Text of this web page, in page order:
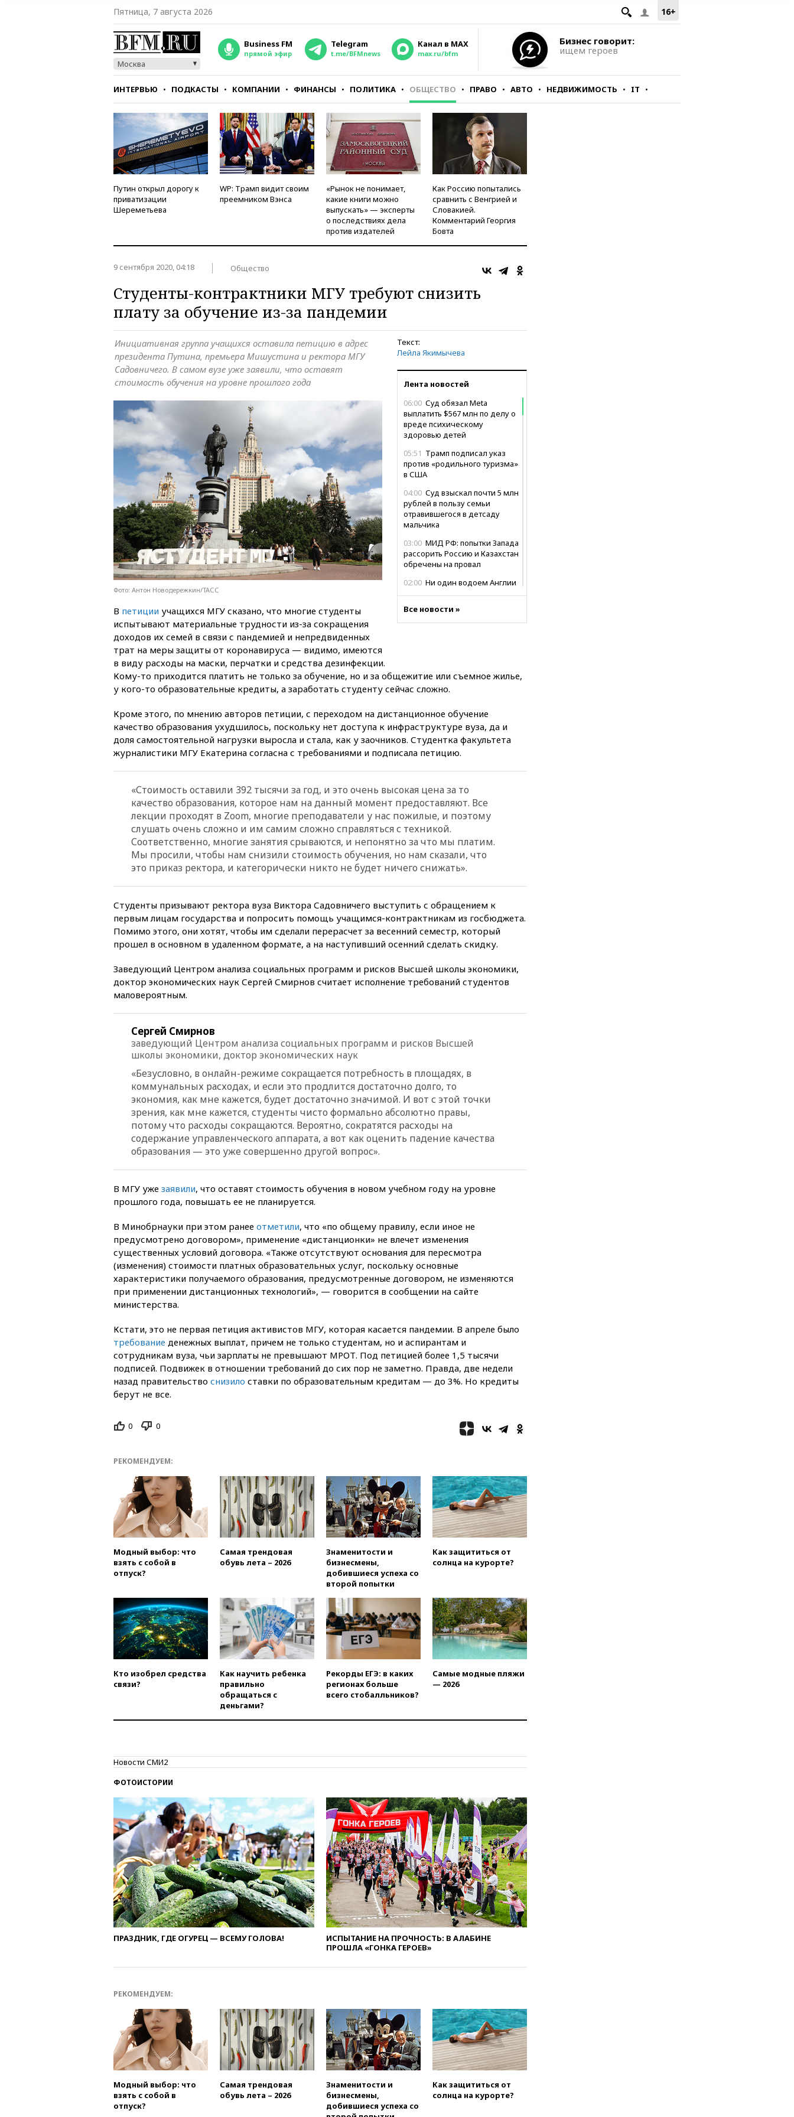
16+
Пятница, 7 августа 2026
Москва
Business FM
прямой эфир
Telegram
t.me/BFMnews
Канал в MAX
max.ru/bfm
Бизнес говорит:
ищем героев
ИНТЕРВЬЮ ПОДКАСТЫ КОМПАНИИ ФИНАНСЫ ПОЛИТИКА ОБЩЕСТВО ПРАВО АВТО НЕДВИЖИМОСТЬ IT
СТИЛЬ ТЕСТЫ
Путин открыл дорогу к
приватизации
Шереметьева
WP: Трамп видит своим
преемником Вэнса
«Рынок не понимает,
какие книги можно
выпускать» — эксперты
о последствиях дела
против издателей
Как Россию попытались
сравнить с Венгрией и
Словакией.
Комментарий Георгия
Бовта
9 сентября 2020, 04:18 Общество
Студенты-контрактники МГУ требуют снизить
плату за обучение из-за пандемии
Текст:
Лейла Якимычева
Лента новостей
06:00 Суд обязал Meta
выплатить $567 млн по делу о
вреде психическому
здоровью детей
05:51 Трамп подписал указ
против «родильного туризма»
в США
04:00 Суд взыскал почти 5 млн
рублей в пользу семьи
отравившегося в детсаду
мальчика
03:00 МИД РФ: попытки Запада
рассорить Россию и Казахстан
обречены на провал
02:00 Ни один водоем Англии
01:00Трамп: США сами
арсенала США
признать «Яблоко»
нежелательной организацией
вчера, 23:15 В Смоленске
ребенок и женщина погибли
время урагана
вчера, 22:55В Москве в
пятницу ожидаются ливни
вчера, 22:35 Винисиус
продлил контракт с «Реалом»
до 2032 года
вчера, 22:28Отказаться от
российского гражданства
гвардейскую десантно-
штурмовую дивизию
легендарной
вчера, 22:15Путин заслушал
добропольском направлении
вчера, 21:58 Генпрокуратура
вчера, 21:35
«Аэрофлот»
отменяет часть рейсов в Сочи
вчера, 21:25Руслан Терновой
выиграл золото чемпионата
Европы в прыжках с 10-
метровой вышки
вчера, 21:10 РФ не получала
обращений о прекращении
обсуждают эксперимент по
россиянам могут
рекомендовать не посещать
Армению
вчера, 20:35 ПВО за день
сбила еще 281 украинский
беспилотник над Россией
олимпиады для поступления в
вузы
вчера, 20:15 Минтранс
предложил оплачивать
защиту дорог от БПЛА из
августа посетит Сербию с
официальным визитом
вчера, 19:50Аэропорты Сочи и
Ярославля приостановили
работу
вчера, 19:35WP: Трамп
призвал доноров-
республиканцев поддержать
Вэнса на выборах 2028 года
вчера, 19:20
2022 года
вчера, 19:15Жуковский и
аэропорт Геленджика
возобновили работу
вчера, 19:00Путин уточнил
званий добровольцам
вчера, 18:50
без российских туристов
введены ограничения
«Яблока»
вчера, 18:15Четыре человека
пострадали при атаках ВСУ на
Белгородскую область
вчера, 18:00
Совет мира
выбрал подрядчика для
строительства военной базы в
Газе
вчера, 17:50Миронов призвал
снять «Яблоко» с выборов в
Госдуму
вчера, 17:45Правительство
управлении аэропортом
автобусу в Запорожской
области
вчера, 17:25В аэропортах
Сочи и Геленджика сняты
ограничения
вчера, 17:17 Власти РФ
помогут пострадавшему от
атак на склады Wildberries
Все новости »
Инициативная группа учащихся оставила петицию в адрес
президента Путина, премьера Мишустина и ректора МГУ
Садовничего. В самом вузе уже заявили, что оставят
стоимость обучения на уровне прошлого года
Фото: Антон Новодережкин/ТАСС
В петиции учащихся МГУ сказано, что многие студенты
испытывают материальные трудности из-за сокращения
доходов их семей в связи с пандемией и непредвиденных
трат на меры защиты от коронавируса — видимо, имеются
в виду расходы на маски, перчатки и средства дезинфекции.
Кому-то приходится платить не только за обучение, но и за общежитие или съемное жилье,
у кого-то образовательные кредиты, а заработать студенту сейчас сложно.
Кроме этого, по мнению авторов петиции, с переходом на дистанционное обучение
качество образования ухудшилось, поскольку нет доступа к инфраструктуре вуза, да и
доля самостоятельной нагрузки выросла и стала, как у заочников. Студентка факультета
журналистики МГУ Екатерина согласна с требованиями и подписала петицию.
«Стоимость оставили 392 тысячи за год, и это очень высокая цена за то
качество образования, которое нам на данный момент предоставляют. Все
лекции проходят в Zoom, многие преподаватели у нас пожилые, и поэтому
слушать очень сложно и им самим сложно справляться с техникой.
Соответственно, многие занятия срываются, и непонятно за что мы платим.
Мы просили, чтобы нам снизили стоимость обучения, но нам сказали, что
это приказ ректора, и категорически никто не будет ничего снижать».
Студенты призывают ректора вуза Виктора Садовничего выступить с обращением к
первым лицам государства и попросить помощь учащимся-контрактникам из госбюджета.
Помимо этого, они хотят, чтобы им сделали перерасчет за весенний семестр, который
прошел в основном в удаленном формате, а на наступивший осенний сделать скидку.
Заведующий Центром анализа социальных программ и рисков Высшей школы экономики,
доктор экономических наук Сергей Смирнов считает исполнение требований студентов
маловероятным.
Сергей Смирнов
заведующий Центром анализа социальных программ и рисков Высшей
школы экономики, доктор экономических наук
«Безусловно, в онлайн-режиме сокращается потребность в площадях, в
коммунальных расходах, и если это продлится достаточно долго, то
экономия, как мне кажется, будет достаточно значимой. И вот с этой точки
зрения, как мне кажется, студенты чисто формально абсолютно правы,
потому что расходы сокращаются. Вероятно, сократятся расходы на
содержание управленческого аппарата, а вот как оценить падение качества
образования — это уже совершенно другой вопрос».
В МГУ уже заявили, что оставят стоимость обучения в новом учебном году на уровне
прошлого года, повышать ее не планируется.
В Минобрнауки при этом ранее отметили, что «по общему правилу, если иное не
предусмотрено договором», применение «дистанционки» не влечет изменения
существенных условий договора. «Также отсутствуют основания для пересмотра
(изменения) стоимости платных образовательных услуг, поскольку основные
характеристики получаемого образования, предусмотренные договором, не изменяются
при применении дистанционных технологий», — говорится в сообщении на сайте
министерства.
Кстати, это не первая петиция активистов МГУ, которая касается пандемии. В апреле было
требование денежных выплат, причем не только студентам, но и аспирантам и
сотрудникам вуза, чьи зарплаты не превышают МРОТ. Под петицией более 1,5 тысячи
подписей. Подвижек в отношении требований до сих пор не заметно. Правда, две недели
назад правительство снизило ставки по образовательным кредитам — до 3%. Но кредиты
берут не все.
0 0
РЕКОМЕНДУЕМ:
Модный выбор: что
взять с собой в
отпуск?
Самая трендовая
обувь лета – 2026
Знаменитости и
бизнесмены,
добившиеся успеха со
второй попытки
Как защититься от
солнца на курорте?
Кто изобрел средства
связи?
Как научить ребенка
правильно
обращаться с
деньгами?
Рекорды ЕГЭ: в каких
регионах больше
всего стобалльников?
Самые модные пляжи
— 2026
Новости СМИ2
ФОТОИСТОРИИ
ПРАЗДНИК, ГДЕ ОГУРЕЦ — ВСЕМУ ГОЛОВА!
ИСПЫТАНИЕ НА ПРОЧНОСТЬ: В АЛАБИНЕ
ПРОШЛА «ГОНКА ГЕРОЕВ»
РЕКОМЕНДУЕМ:
Модный выбор: что
взять с собой в
отпуск?
Самая трендовая
обувь лета – 2026
Знаменитости и
бизнесмены,
добившиеся успеха со
Как защититься от
солнца на курорте?